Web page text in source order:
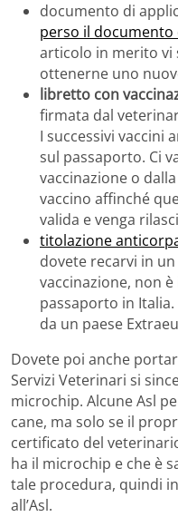
documento di
perso il
articolo in merito vi
ottenerne uno
libretto con
firmata dal
I successivi vaccini
sul passaporto. Ci
vaccinazione o
vaccino affinché
valida e venga
titolazione
dovete recarvi in
vaccinazione, non
passaporto in
da un paese
Dovete poi anche
Servizi Veterinari si
microchip. Alcune Asl
cane, ma solo se il
certificato del
ha il microchip e che è
tale procedura, quindi
all’Asl.